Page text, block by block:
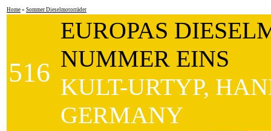
Home » Sommer Dieselmotorräder
516
EUROPAS
NUMMER EINS
KULT-URTYP,
GERMANY